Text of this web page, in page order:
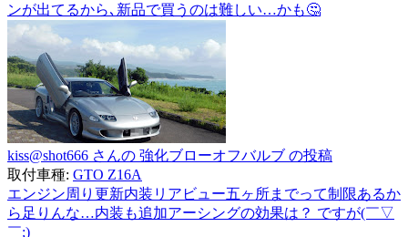
ンが出てるから､新品で買うのは難しい…かも🤔
kiss@shot666 さんの 強化ブローオフバルブ の投稿
取付車種: GTO Z16A
エンジン周り更新内装リアビュー五ヶ所までって制限あるか
ら足りんな…内装も追加アーシングの効果は？ ですが(￣▽
￣;)